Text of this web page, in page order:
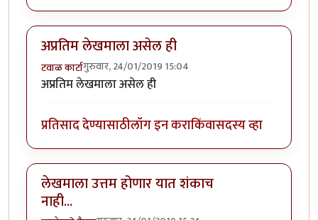
अप्रतिम लेखमाला असेल ही
टवाळ कार्टागुरुवार, 24/01/2019 15:04
अप्रतिम लेखमाला असेल ही
प्रतिसाद देण्यासाठीलॉग इन कराकिंवासदस्य व्हा
लेखमाला उत्तम होणार यात शंकाच
नाही...